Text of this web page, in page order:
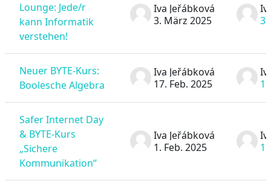
Lounge: Jede/r
kann Informatik
verstehen!
Iva Jeřábková
3. März 2025
3.
Neuer BYTE-Kurs:
Boolesche Algebra
Iva Jeřábková
17. Feb. 2025
Safer Internet Day
& BYTE-Kurs
„Sichere
Kommunikation“
Iva Jeřábková
1. Feb. 2025
1.